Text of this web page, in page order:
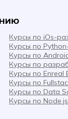
Курсы по iOs-
Курсы по
Курсы по
Курсы по
Курсы по Enreal
Курсы по
Курсы по Data
Курсы по Node.js